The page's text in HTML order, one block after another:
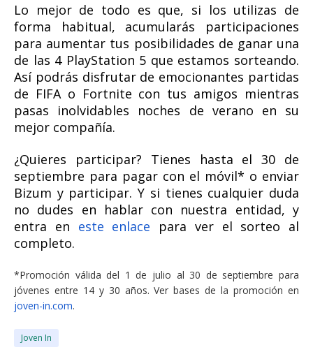
Lo mejor de todo es que, si los utilizas de
forma habitual, acumularás participaciones
para aumentar tus posibilidades de ganar una
de las 4 PlayStation 5 que estamos sorteando.
Así podrás disfrutar de emocionantes partidas
de FIFA o Fortnite con tus amigos mientras
pasas inolvidables noches de verano en su
mejor compañía.
¿Quieres participar? Tienes hasta el 30 de
septiembre para pagar con el móvil* o enviar
Bizum y participar. Y si tienes cualquier duda
no dudes en hablar con nuestra entidad, y
entra en este enlace para ver el sorteo al
completo.
*Promoción válida del 1 de julio al 30 de septiembre para
jóvenes entre 14 y 30 años. Ver bases de la promoción en
joven-in.com.
Joven In